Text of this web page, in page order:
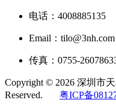
电话：4008885135
Email：tilo@3nh.com
传真：0755-
Copyright © 2026 深圳市
Reserved. 粤ICP备